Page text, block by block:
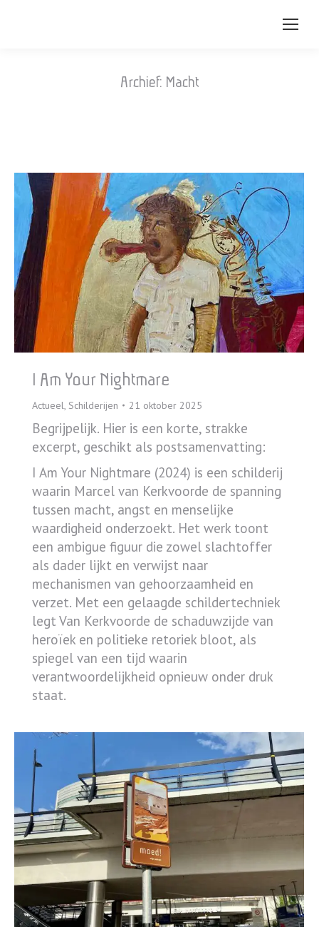
Archief: Macht
I Am Your Nightmare
Actueel, Schilderijen 21 oktober 2025
Begrijpelijk. Hier is een korte, strakke
excerpt, geschikt als postsamenvatting:
I Am Your Nightmare (2024) is een schilderij
waarin Marcel van Kerkvoorde de spanning
tussen macht, angst en menselijke
waardigheid onderzoekt. Het werk toont
een ambigue figuur die zowel slachtoffer
als dader lijkt en verwijst naar
mechanismen van gehoorzaamheid en
verzet. Met een gelaagde schildertechniek
legt Van Kerkvoorde de schaduwzijde van
heroïek en politieke retoriek bloot, als
spiegel van een tijd waarin
verantwoordelijkheid opnieuw onder druk
staat.